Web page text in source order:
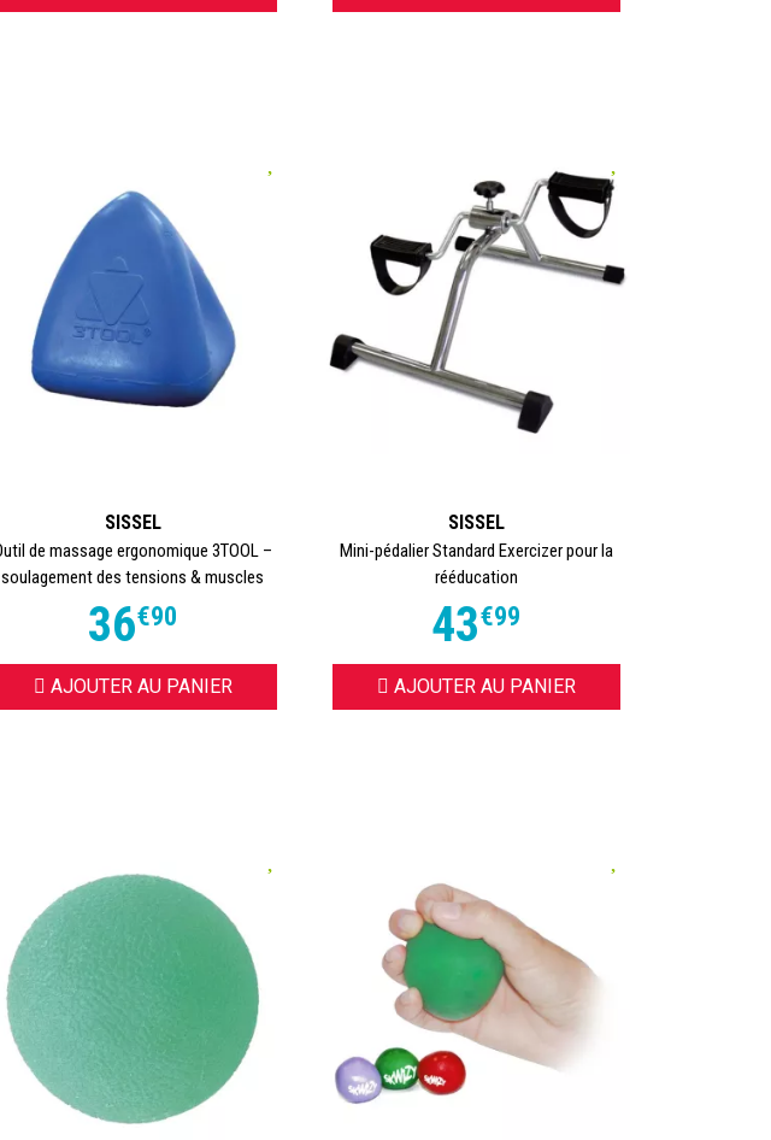
qualité de vie au quotidien.
et santé, disponible sur
SISSEL
de massage ergonomique 3TOOL –
soulagement des tensions & muscles
36€90
AJOUTER AU PANIER
SISSEL
Mini-pédalier Standard Exercizer pour la
rééducation
43€99
AJOUTER AU PANIER